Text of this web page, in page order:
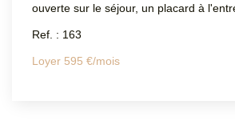
ouverte sur le séjour, un placard à
une superbe loggia avec une vue
proximité
Ref. : 163
Loyer 595 €/mois